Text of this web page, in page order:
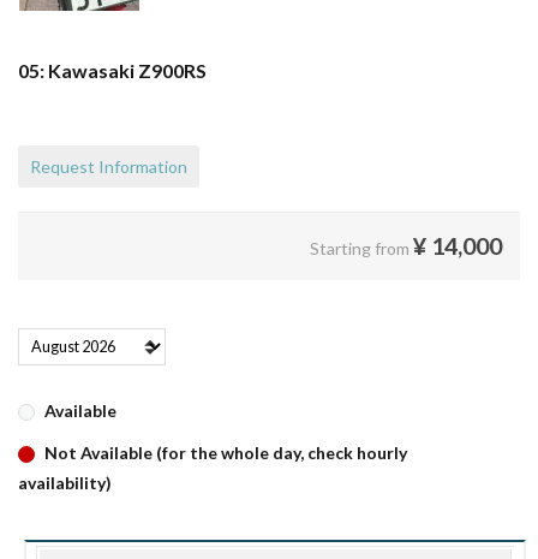
05: Kawasaki Z900RS
Request Information
Starting from ¥ 14,000
Available
Not Available (for the whole day, check hourly
availability)